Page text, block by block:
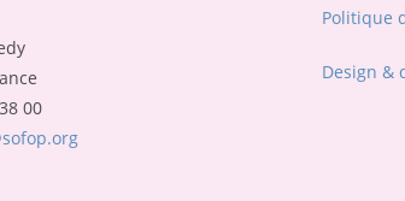
00
Politique
Design &